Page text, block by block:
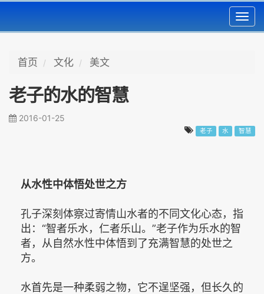
首页 文化 美文
老子的水的智慧
2016-01-25
老子 水 智慧
从水性中体悟处世之方
孔子深刻体察过寄情山水者的不同文化心态，指
出：“智者乐水，仁者乐山。”老子作为乐水的智
者，从自然水性中体悟到了充满智慧的处世之
方。
水首先是一种柔弱之物，它不逞坚强，但长久的